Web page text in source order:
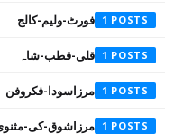
فورٹ-ولیم-کالج 1
قلی-قطب-شاہ 1
مرزاسودا-فکروفن 1
مرزاشوق-کی- 1